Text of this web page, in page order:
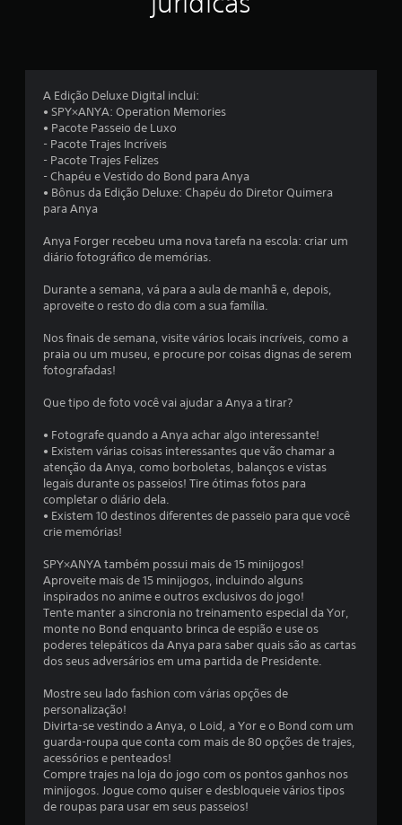
m
t
l
3
1
a
s
i
i
A Edição Deluxe Digital inclui:
• SPY×ANYA: Operation Memories
• Pacote Passeio de Luxo
- Pacote Trajes Incríveis
- Pacote Trajes Felizes
- Chapéu e Vestido do Bond para Anya
• Bônus da Edição Deluxe: Chapéu do Diretor Quimera
para Anya
Anya Forger recebeu uma nova tarefa na escola: criar um
diário fotográfico de memórias.
Durante a semana, vá para a aula de manhã e, depois,
aproveite o resto do dia com a sua família.
Nos finais de semana, visite vários locais incríveis, como a
praia ou um museu, e procure por coisas dignas de serem
fotografadas!
Que tipo de foto você vai ajudar a Anya a tirar?
• Fotografe quando a Anya achar algo interessante!
• Existem várias coisas interessantes que vão chamar a
atenção da Anya, como borboletas, balanços e vistas
legais durante os passeios! Tire ótimas fotos para
completar o diário dela.
• Existem 10 destinos diferentes de passeio para que você
crie memórias!
SPY×ANYA também possui mais de 15 minijogos!
Aproveite mais de 15 minijogos, incluindo alguns
inspirados no anime e outros exclusivos do jogo!
Tente manter a sincronia no treinamento especial da Yor,
monte no Bond enquanto brinca de espião e use os
poderes telepáticos da Anya para saber quais são as cartas
dos seus adversários em uma partida de Presidente.
Mostre seu lado fashion com várias opções de
personalização!
Divirta-se vestindo a Anya, o Loid, a Yor e o Bond com um
guarda-roupa que conta com mais de 80 opções de trajes,
acessórios e penteados!
Compre trajes na loja do jogo com os pontos ganhos nos
minijogos. Jogue como quiser e desbloqueie vários tipos
de roupas para usar em seus passeios!